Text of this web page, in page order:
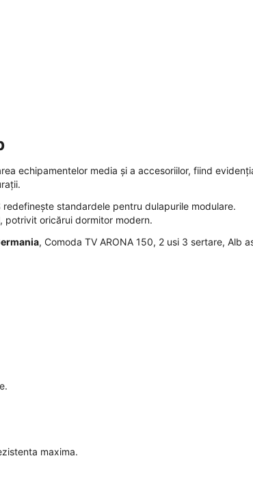
echipamentelor media și a accesoriilor, fiind
redefinește standardele pentru dulapurile modulare.
potrivit oricărui dormitor modern.
, Comoda TV ARONA 150, 2 usi 3 sertare, Alb
maxima.